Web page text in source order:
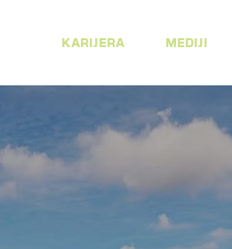
KARIJERA MEDIJI